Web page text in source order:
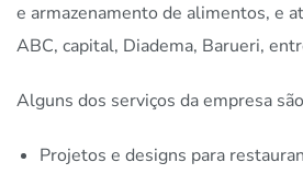
e armazenamento de alimentos, e
ABC, capital, Diadema, Barueri,
Alguns dos serviços da empresa
Projetos e designs para